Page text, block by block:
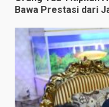
Bawa Prestasi dari